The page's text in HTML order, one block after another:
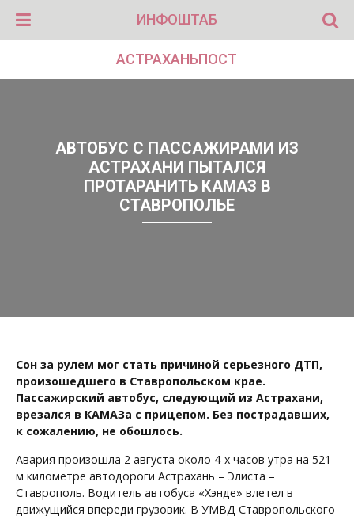
ИНФОШТАБ
АСТРАХАНЬПОСТ
АВТОБУС С ПАССАЖИРАМИ ИЗ
АСТРАХАНИ ПЫТАЛСЯ
ПРОТАРАНИТЬ КАМАЗ В
СТАВРОПОЛЬЕ
Сон за рулем мог стать причиной серьезного ДТП,
произошедшего в Ставропольском крае.
Пассажирский автобус, следующий из Астрахани,
врезался в КАМАЗа с прицепом. Без пострадавших,
к сожалению, не обошлось.
Авария произошла 2 августа около 4-х часов утра на 521-
м километре автодороги Астрахань – Элиста –
Ставрополь. Водитель автобуса «Хэнде» влетел в
движущийся впереди грузовик. В УМВД Ставропольского